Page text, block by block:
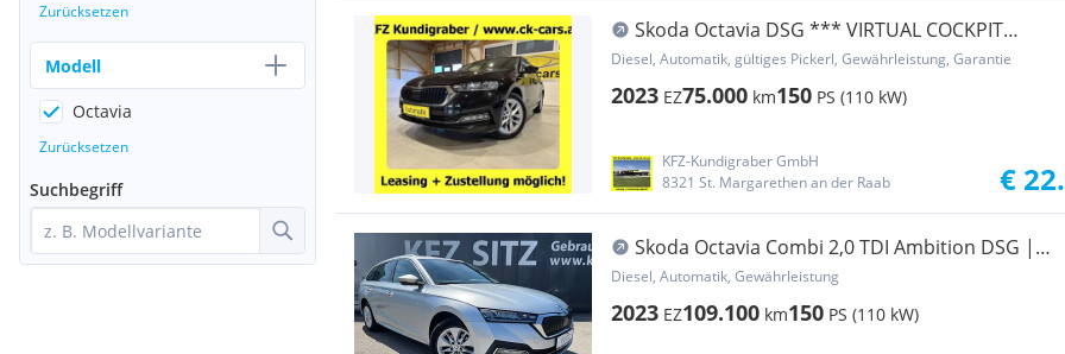
Skoda Octavia DSG *** VIRTUAL COCKPIT
HEAD-UP-DISPLAY...
Diesel, Automatik, gültiges Pickerl, Gewährleistung, Garantie
2023 EZ75.000 km150 PS (110 kW)
KFZ-Kundigraber GmbH
8321 St. Margarethen an der Raab
€
Skoda Octavia Combi 2,0 TDI Ambition DSG |
ACC
Diesel, Automatik, Gewährleistung
2023 EZ109.100 km150 PS (110 kW)
Zurücksetzen
Modell
Octavia
Zurücksetzen
Suchbegriff